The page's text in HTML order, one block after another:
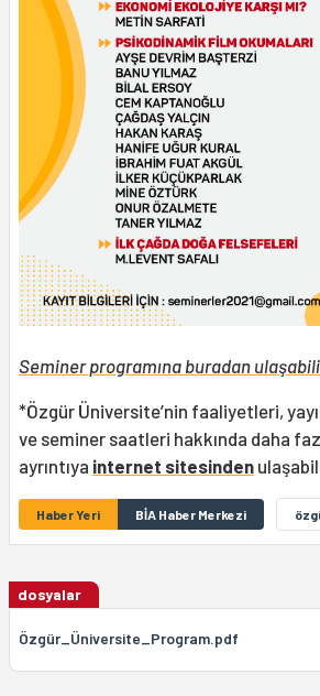
Seminer programına buradan
*Özgür Üniversite’nin faaliyetleri,
ve seminer saatleri hakkında daha
ayrıntıya internet sitesinden
Haber Yeri BİA Haber Merkezi
dosyalar
Özgür_Üniversite_Program.pdf